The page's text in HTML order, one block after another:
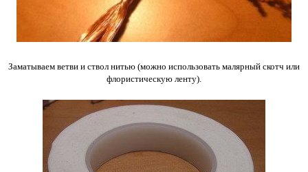
Заматываем ветви и ствол нитью (можно использовать малярный скотч или
флористическую ленту).